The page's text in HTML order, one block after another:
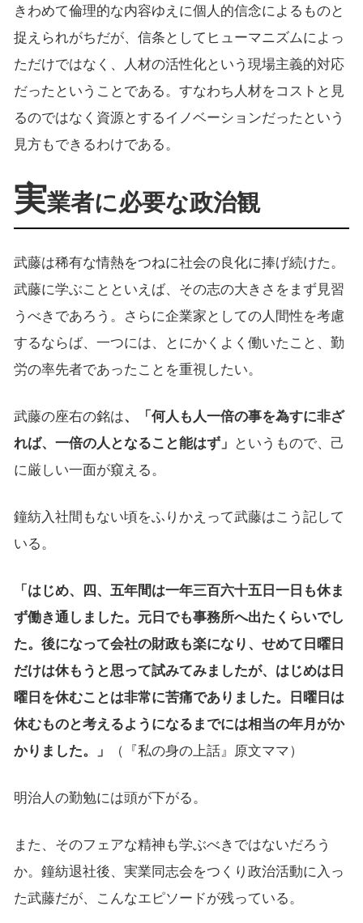
きわめて倫理的な内容ゆえに個人的信念によるものと
捉えられがちだが、信条としてヒューマニズムによっ
ただけではなく、人材の活性化という現場主義的対応
だったということである。すなわち人材をコストと見
るのではなく資源とするイノベーションだったという
見方もできるわけである。
実業者に必要な政治観
武藤は稀有な情熱をつねに社会の良化に捧げ続けた。
武藤に学ぶことといえば、その志の大きさをまず見習
うべきであろう。さらに企業家としての人間性を考慮
するならば、一つには、とにかくよく働いたこと、勤
労の率先者であったことを重視したい。
武藤の座右の銘は、「何人も人一倍の事を為すに非ざ
れば、一倍の人となること能はず」
というもので、己
に厳しい一面が窺える。
鐘紡入社間もない頃をふりかえって武藤はこう記して
いる。
「はじめ、四、五年間は一年三百六十五日一日も休ま
ず働き通しました。元日でも事務所へ出たくらいでし
た。後になって会社の財政も楽になり、せめて日曜日
だけは休もうと思って試みてみましたが、はじめは日
曜日を休むことは非常に苦痛でありました。日曜日は
休むものと考えるようになるまでには相当の年月がか
かりました。」
（『私の身の上話』原文ママ）
明治人の勤勉には頭が下がる。
また、そのフェアな精神も学ぶべきではないだろう
か。鐘紡退社後、実業同志会をつくり政治活動に入っ
た武藤だが、こんなエピソードが残っている。